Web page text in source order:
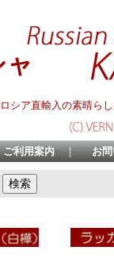
シア直輸入の素晴ら
ご利用案内 ｜ お